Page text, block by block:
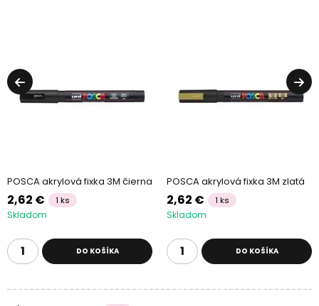
POSCA akrylová fixka 3M čierna
2,62 € 1 ks
Skladom
DO KOŠÍKA
POSCA akrylová fixka 3M zlatá
2,62 € 1 ks
Skladom
DO KOŠÍKA